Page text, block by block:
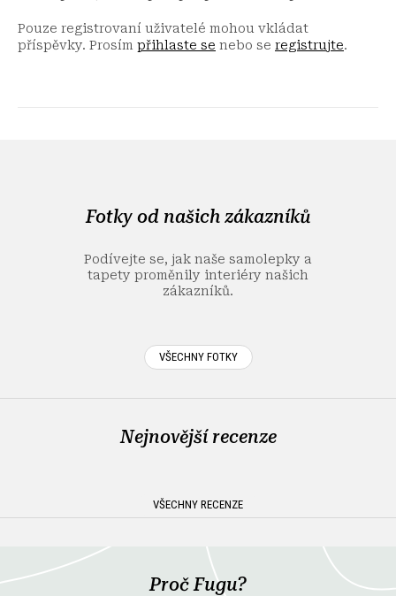
Pouze registrovaní uživatelé mohou vkládat
příspěvky. Prosím přihlaste se nebo se registrujte.
Fotky od našich zákazníků
Podívejte se, jak naše samolepky a
tapety proměnily interiéry našich
zákazníků.
VŠECHNY FOTKY
Nejnovější recenze
VŠECHNY RECENZE
Proč Fugu?